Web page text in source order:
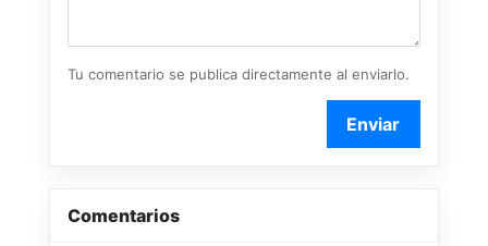
Tu comentario se publica directamente al enviarlo.
Enviar
Comentarios